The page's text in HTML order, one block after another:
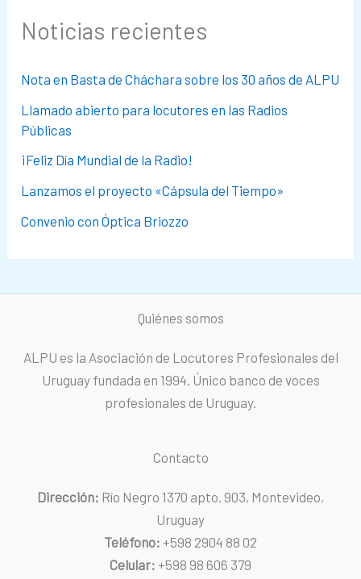
Noticias recientes
Nota en Basta de Cháchara sobre los 30 años de ALPU
Llamado abierto para locutores en las Radios
Públicas
¡Feliz Día Mundial de la Radio!
Lanzamos el proyecto «Cápsula del Tiempo»
Convenio con Óptica Briozzo
Quiénes somos
ALPU es la Asociación de Locutores Profesionales del
Uruguay fundada en 1994. Único banco de voces
profesionales de Uruguay.
Contacto
Dirección: Río Negro 1370 apto. 903, Montevideo,
Uruguay
Teléfono: +598 2904 88 02
Celular: +598 98 606 379